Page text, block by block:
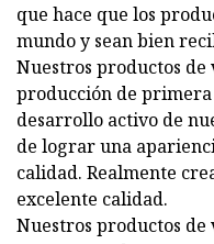
que hace que los
mundo y sean bien
Nuestros productos
producción de primera
desarrollo activo de
de lograr una
calidad. Realmente
excelente calidad.
Nuestros productos